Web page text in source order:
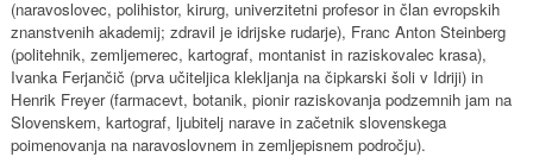
(naravoslovec, polihistor, kirurg, univerzitetni profesor in član evropskih
znanstvenih akademij; zdravil je idrijske rudarje), Franc Anton Steinberg
(politehnik, zemljemerec, kartograf, montanist in raziskovalec krasa),
Ivanka Ferjančič (prva učiteljica klekljanja na čipkarski šoli v Idriji) in
Henrik Freyer (farmacevt, botanik, pionir raziskovanja podzemnih jam na
Slovenskem, kartograf, ljubitelj narave in začetnik slovenskega
poimenovanja na naravoslovnem in zemljepisnem področju).